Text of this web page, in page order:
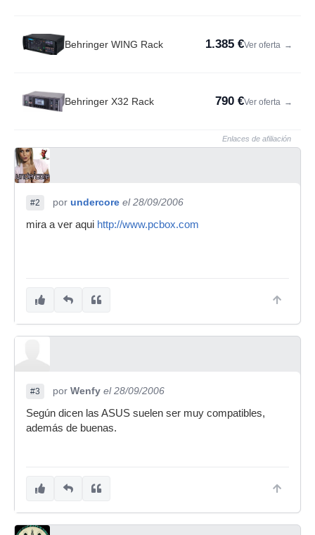
Behringer WING Rack 1.385 €Ver oferta →
Behringer X32 Rack 790 €Ver oferta →
Enlaces de afiliación
#2 por undercore el 28/09/2006
mira a ver aqui http://www.pcbox.com
#3 por Wenfy el 28/09/2006
Según dicen las ASUS suelen ser muy compatibles,
además de buenas.